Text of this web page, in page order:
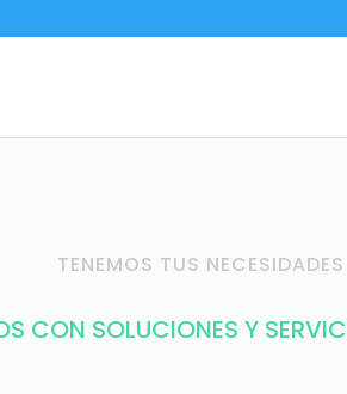
TENEMOS TUS
CON SOLUCIONES Y